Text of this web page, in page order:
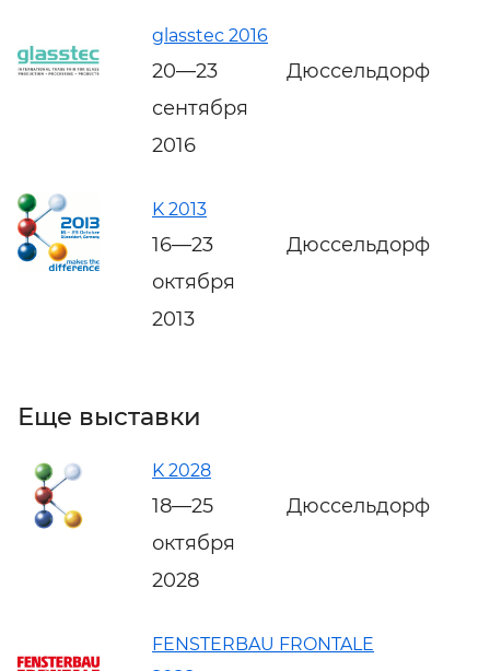
glasstec 2016
20—23
сентября
2016
Дюссельдорф
K 2013
16—23
октября
2013
Дюссельдорф
Еще выставки
K 2028
18—25
октября
2028
Дюссельдорф
FENSTERBAU FRONTALE